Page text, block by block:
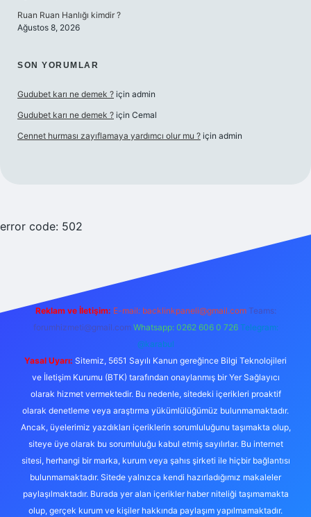
Ruan Ruan Hanlığı kimdir ?
Ağustos 8, 2026
SON YORUMLAR
Gudubet karı ne demek ? için admin
Gudubet karı ne demek ? için Cemal
Cennet hurması zayıflamaya yardımcı olur mu ? için admin
error code: 502
Reklam ve İletişim: E-mail: backlinkpaneli@gmail.com Teams:
forumhizmeti@gmail.com Whatsapp: 0262 606 0 726 Telegram:
@karabul
Yasal Uyarı: Sitemiz, 5651 Sayılı Kanun gereğince Bilgi Teknolojileri
ve İletişim Kurumu (BTK) tarafından onaylanmış bir Yer Sağlayıcı
olarak hizmet vermektedir. Bu nedenle, sitedeki içerikleri proaktif
olarak denetleme veya araştırma yükümlülüğümüz bulunmamaktadır.
Ancak, üyelerimiz yazdıkları içeriklerin sorumluluğunu taşımakta olup,
siteye üye olarak bu sorumluluğu kabul etmiş sayılırlar. Bu internet
sitesi, herhangi bir marka, kurum veya şahıs şirketi ile hiçbir bağlantısı
bulunmamaktadır. Sitede yalnızca kendi hazırladığımız makaleler
paylaşılmaktadır. Burada yer alan içerikler haber niteliği taşımamakta
olup, gerçek kurum ve kişiler hakkında paylaşım yapılmamaktadır.